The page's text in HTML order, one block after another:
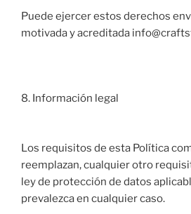
Puede ejercer estos derechos
motivada y acreditada
8. Información legal
Los requisitos de esta Política
reemplazan, cualquier otro
ley de protección de datos
prevalezca en cualquier caso.